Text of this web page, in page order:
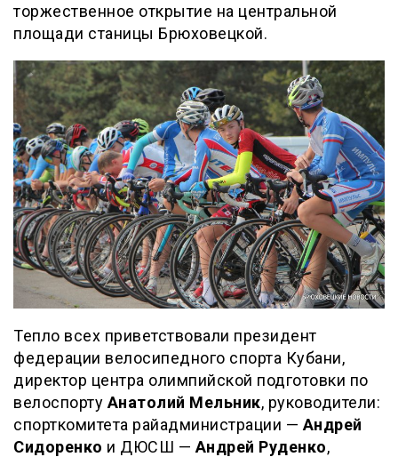
торжественное открытие на центральной
площади станицы Брюховецкой.
Тепло всех приветствовали президент
федерации велосипедного спорта Кубани,
директор центра олимпийской подготовки по
велоспорту Анатолий Мельник, руководители:
спорткомитета райадминистрации — Андрей
Сидоренко и ДЮСШ — Андрей Руденко,